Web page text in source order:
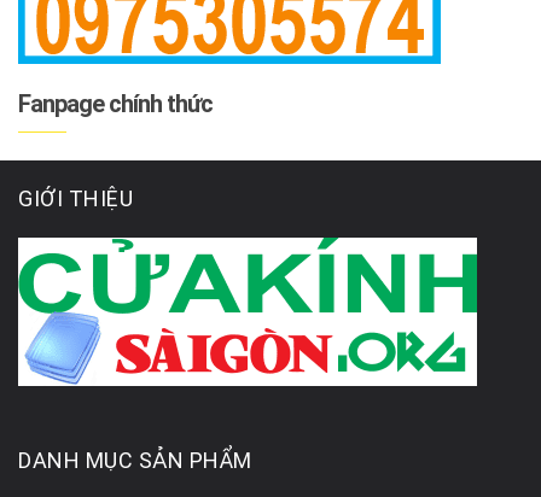
Fanpage chính thức
GIỚI THIỆU
DANH MỤC SẢN PHẨM